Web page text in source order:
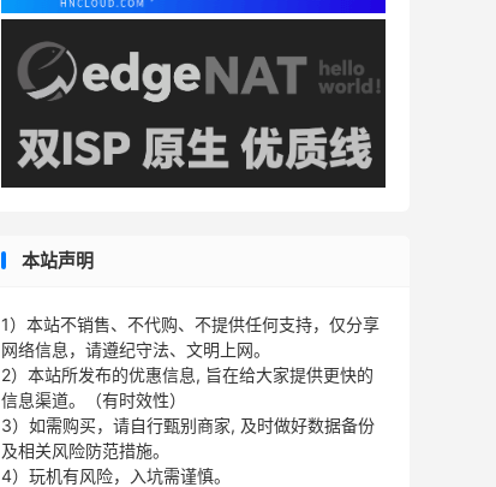
本站声明
1）本站不销售、不代购、不提供任何支持，仅分享
网络信息，请遵纪守法、文明上网。
2）本站所发布的优惠信息, 旨在给大家提供更快的
信息渠道。（有时效性）
3）如需购买，请自行甄别商家, 及时做好数据备份
及相关风险防范措施。
4）玩机有风险，入坑需谨慎。